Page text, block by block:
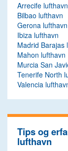
Arrecife lufthavn
Bilbao lufthavn
Gerona lufthavn
Ibiza lufthavn
Madrid Barajas
Mahon lufthavn
Murcia San
Tenerife North
Valencia
Tips og
lufthavn